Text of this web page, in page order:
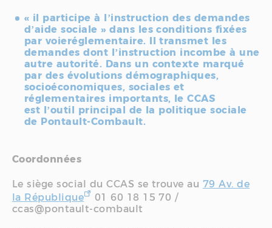
« il participe à l’instruction des demandes
d’aide sociale » dans les conditions fixées
par voieréglementaire. Il transmet les
demandes dont l’instruction incombe à une
autre autorité. Dans un contexte marqué
par des évolutions démographiques,
socioéconomiques, sociales et
réglementaires importants, le CCAS
est l’outil principal de la politique sociale
de Pontault-Combault.
Coordonnées
Le siège social du CCAS se trouve au 79 Av. de
la République
01 60 18 15 70 /
ccas@pontault-combault